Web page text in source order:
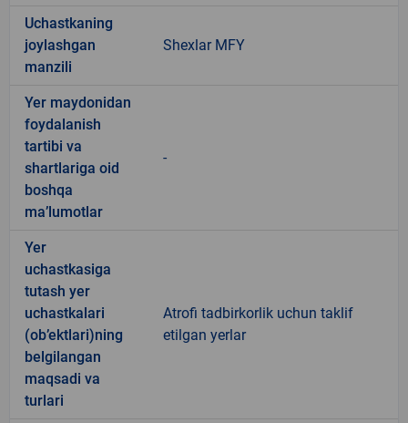
Uchastkaning
joylashgan
manzili
Shexlar MFY
Yer maydonidan
foydalanish
tartibi va
shartlariga oid
boshqa
ma’lumotlar
-
Yer
uchastkasiga
tutash yer
uchastkalari
(ob’ektlari)ning
belgilangan
maqsadi va
turlari
Atrofi tadbirkorlik uchun taklif
etilgan yerlar